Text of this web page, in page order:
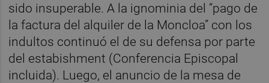
sido insuperable. A la ignominia del “pago de
la factura del alquiler de la Moncloa” con los
indultos continuó el de su defensa por parte
del estabishment (Conferencia Episcopal
incluida). Luego, el anuncio de la mesa de